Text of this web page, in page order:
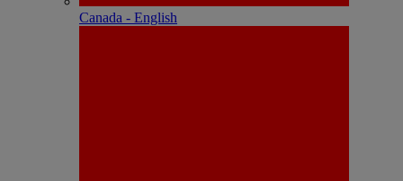
Canada - English